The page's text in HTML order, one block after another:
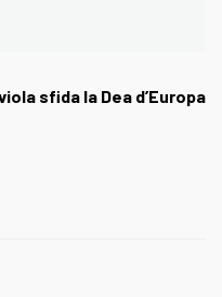
sfida la Dea d’Europa